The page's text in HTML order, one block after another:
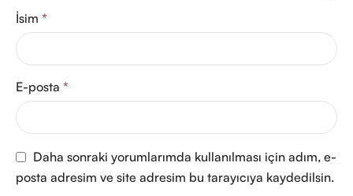
İsim *
E-posta *
Daha sonraki yorumlarımda kullanılması için adım, e-
posta adresim ve site adresim bu tarayıcıya kaydedilsin.